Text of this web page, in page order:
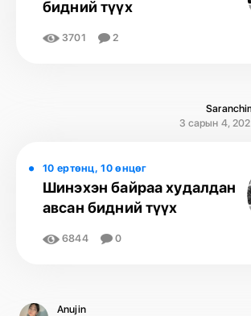
бидний түүх
3701 2
3 сарын 4,
10 ертөнц, 10 өнцөг
Шинэхэн байраа худалдан
авсан бидний түүх
6844 0
Anujin